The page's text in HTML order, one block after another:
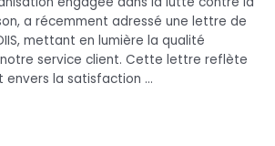
a récemment adressé une lettre de
mettant en lumière la qualité
service client. Cette lettre reflète
envers la satisfaction …